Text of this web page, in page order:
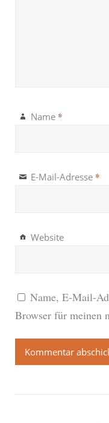
Name *
E-Mail-Adresse *
Website
Name, E-Mail-
Browser für meinen